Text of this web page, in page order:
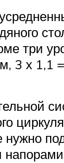
три
х 1,1 =